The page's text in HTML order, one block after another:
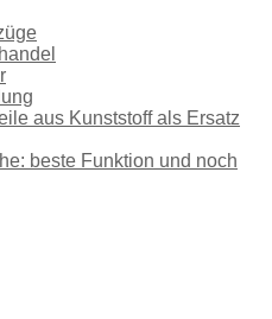
aus Kunststoff als Ersatz
beste Funktion und noch